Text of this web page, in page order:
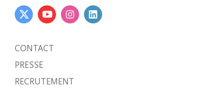
CONTACT
PRESSE
RECRUTEMENT